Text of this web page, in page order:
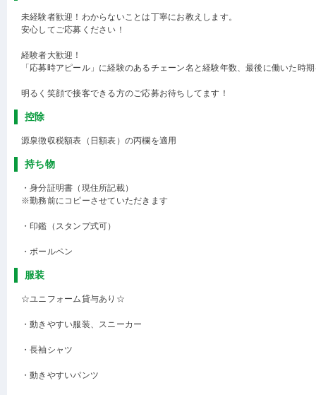
未経験者歓迎！わからないことは丁寧にお教えします。
安心してご応募ください！
経験者大歓迎！
「応募時アピール」に経験のあるチェーン名と経験年数、最後に働いた時
明るく笑顔で接客できる方のご応募お待ちしてます！
控除
源泉徴収税額表（日額表）の丙欄を適用
持ち物
・身分証明書（現住所記載）
※勤務前にコピーさせていただきます
・印鑑（スタンプ式可）
・ボールペン
服装
☆ユニフォーム貸与あり☆
・動きやすい服装、スニーカー
・長袖シャツ
・動きやすいパンツ